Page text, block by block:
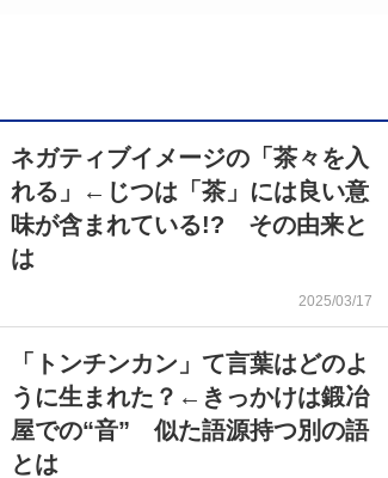
ネガティブイメージの「茶々を入
れる」←じつは「茶」には良い意
味が含まれている!? その由来と
は
2025/03/17
「トンチンカン」て言葉はどのよ
うに生まれた？←きっかけは鍛冶
屋での“音” 似た語源持つ別の語
とは